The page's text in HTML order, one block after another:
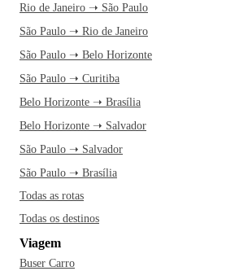
Rio de Janeiro ➝ São Paulo
São Paulo ➝ Rio de Janeiro
São Paulo ➝ Belo Horizonte
São Paulo ➝ Curitiba
Belo Horizonte ➝ Brasília
Belo Horizonte ➝ Salvador
São Paulo ➝ Salvador
São Paulo ➝ Brasília
Todas as rotas
Todas os destinos
Viagem
Buser Carro